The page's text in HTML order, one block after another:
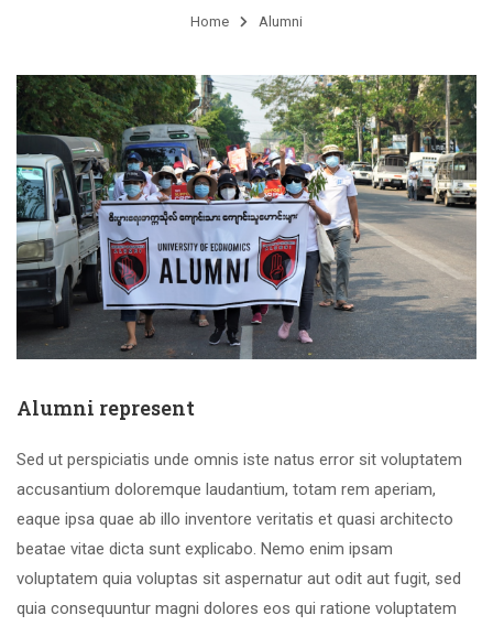
Home Alumni
Alumni represent
Sed ut perspiciatis unde omnis iste natus error sit voluptatem
accusantium doloremque laudantium, totam rem aperiam,
eaque ipsa quae ab illo inventore veritatis et quasi architecto
beatae vitae dicta sunt explicabo. Nemo enim ipsam
voluptatem quia voluptas sit aspernatur aut odit aut fugit, sed
quia consequuntur magni dolores eos qui ratione voluptatem